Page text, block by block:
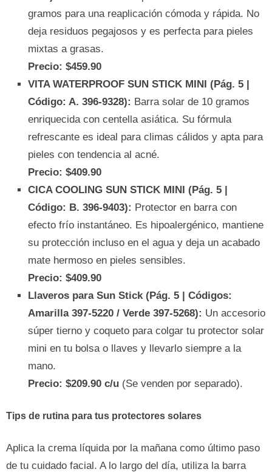
gramos para una reaplicación cómoda y rápida. No
deja residuos pegajosos y es perfecta para pieles
mixtas a grasas.
Precio: $459.90
VITA WATERPROOF SUN STICK MINI (Pág. 5 |
Código: A. 396-9328): Barra solar de 10 gramos
enriquecida con centella asiática. Su fórmula
refrescante es ideal para climas cálidos y apta para
pieles con tendencia al acné.
Precio: $409.90
CICA COOLING SUN STICK MINI (Pág. 5 |
Código: B. 396-9403): Protector en barra con
efecto frío instantáneo. Es hipoalergénico, mantiene
su protección incluso en el agua y deja un acabado
mate hermoso en pieles sensibles.
Precio: $409.90
Llaveros para Sun Stick (Pág. 5 | Códigos:
Amarilla 397-5220 / Verde 397-5268): Un accesorio
súper tierno y coqueto para colgar tu protector solar
mini en tu bolsa o llaves y llevarlo siempre a la
mano.
Precio: $209.90 c/u (Se venden por separado).
Tips de rutina para tus protectores solares
Aplica la crema líquida por la mañana como último paso
de tu cuidado facial. A lo largo del día, utiliza la barra